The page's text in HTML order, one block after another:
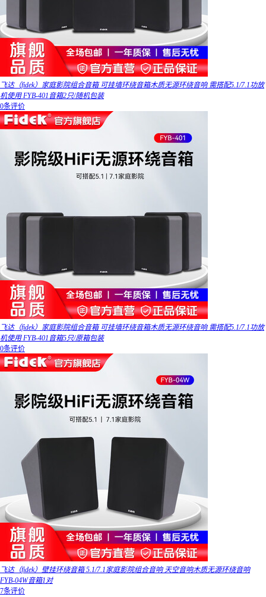
飞达（fidek）家庭影院组合音箱 可挂墙环绕音箱木质无源环绕音响 需搭配5.1/7.1功放
机使用 FYB-401音箱2只/随机包装
0条评价
飞达（fidek）家庭影院组合音箱 可挂墙环绕音箱木质无源环绕音响 需搭配5.1/7.1功放
机使用 FYB-401音箱5只/原箱包装
0条评价
飞达（fidek）壁挂环绕音箱 5.1/7.1家庭影院组合音响 天空音响木质无源环绕音响
FYB-04W音箱1对
7条评价